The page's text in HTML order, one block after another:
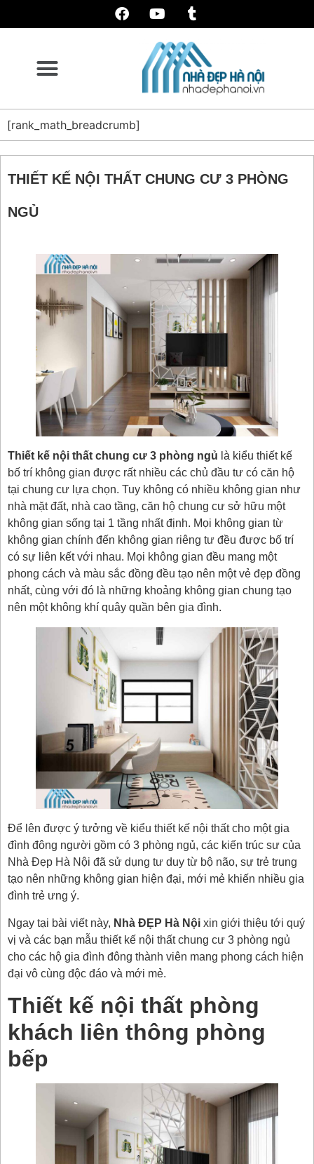
[rank_math_breadcrumb]
THIẾT KẾ NỘI THẤT CHUNG CƯ 3 PHÒNG
NGỦ
Thiết kế nội thất chung cư 3 phòng ngủ là kiểu thiết kế
bố trí không gian được rất nhiều các chủ đầu tư có căn hộ
tại chung cư lựa chọn. Tuy không có nhiều không gian như
nhà mặt đất, nhà cao tầng, căn hộ chung cư sở hữu một
không gian sống tại 1 tầng nhất định. Mọi không gian từ
không gian chính đến không gian riêng tư đều được bố trí
có sự liên kết với nhau. Mọi không gian đều mang một
phong cách và màu sắc đồng đều tạo nên một vẻ đẹp đồng
nhất, cùng với đó là những khoảng không gian chung tạo
nên một không khí quây quần bên gia đình.
Để lên được ý tưởng về kiểu thiết kế nội thất cho một gia
đình đông người gồm có 3 phòng ngủ, các kiến trúc sư của
Nhà Đẹp Hà Nội đã sử dụng tư duy từ bộ não, sự trẻ trung
tạo nên những không gian hiện đại, mới mẻ khiến nhiều gia
đình trẻ ưng ý.
Ngay tại bài viết này, Nhà ĐẸP Hà Nội xin giới thiệu tới quý
vị và các bạn mẫu thiết kế nội thất chung cư 3 phòng ngủ
cho các hộ gia đình đông thành viên mang phong cách hiện
đại vô cùng độc đáo và mới mẻ.
Thiết kế nội thất phòng
khách liên thông phòng
bếp